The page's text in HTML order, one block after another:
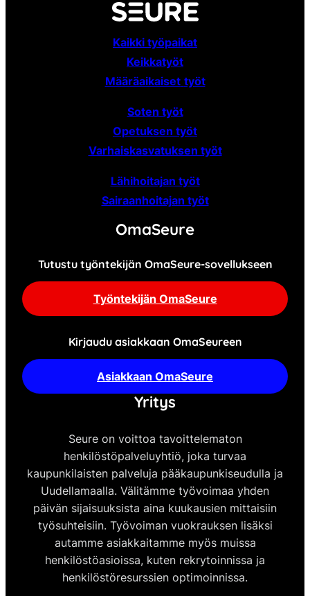
Kaikki työpaikat
Keikkatyöt
Määräaikaiset työt
Soten työt
Opetuksen työt
Varhaiskasvatuksen työt
Lähihoitajan työt
Sairaanhoitajan työt
OmaSeure
Tutustu työntekijän OmaSeure-sovellukseen
Työntekijän OmaSeure
Kirjaudu asiakkaan OmaSeureen
Asiakkaan OmaSeure
Yritys
Seure on voittoa tavoittelematon
henkilöstöpalveluyhtiö, joka turvaa
kaupunkilaisten palveluja pääkaupunkiseudulla ja
Uudellamaalla. Välitämme työvoimaa yhden
päivän sijaisuuksista aina kuukausien mittaisiin
työsuhteisiin. Työvoiman vuokrauksen lisäksi
autamme asiakkaitamme myös muissa
henkilöstöasioissa, kuten rekrytoinnissa ja
henkilöstöresurssien optimoinnissa.